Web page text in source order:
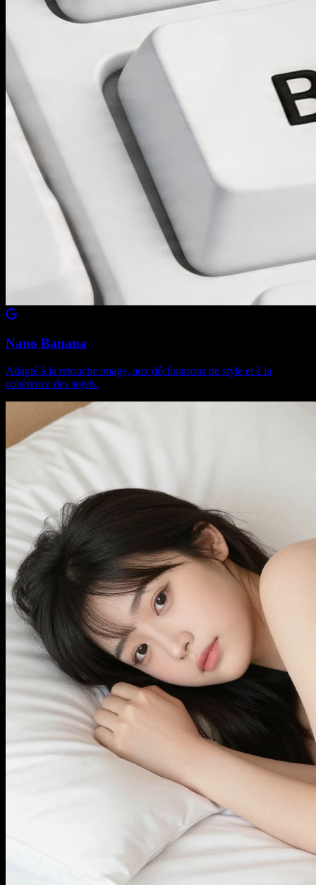
Nano Banana
Adapté à la retouche image, aux déclinaisons de style et à la
cohérence des sujets.